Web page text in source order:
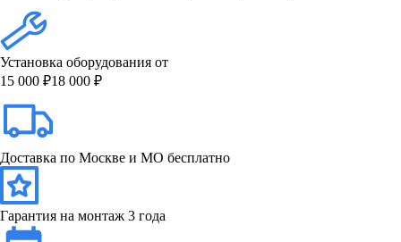
Установка оборудования от
15 000 ₽18 000 ₽
Доставка по Москве и МО бесплатно
Гарантия на монтаж 3 года